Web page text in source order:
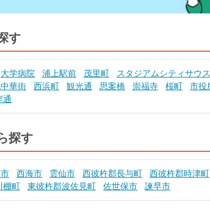
す
大学病院 浦上駅前 茂里町 スタジアムシティサウス
華街 西浜町 観光通 思案橋 崇福寺 桜町
市役
通
探す
西海市 雲仙市 西彼杵郡長与町
西彼杵郡時津町
棚町 東彼杵郡波佐見町 佐世保市 諫早市